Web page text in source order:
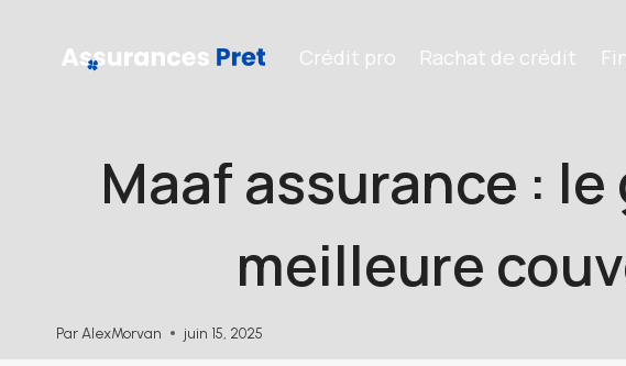
Crédit pro Rachat de crédit
Maaf assurance :
meilleure
Par AlexMorvan juin 15, 2025